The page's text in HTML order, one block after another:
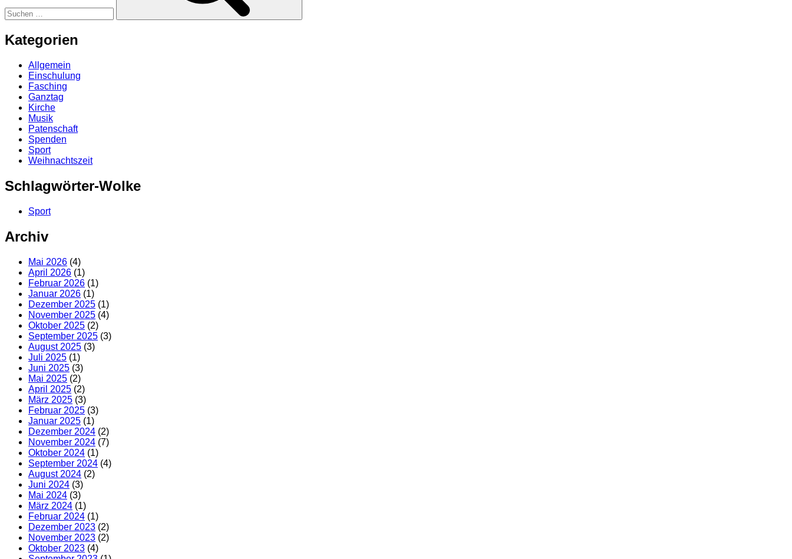
Kategorien
Allgemein
Einschulung
Fasching
Ganztag
Kirche
Musik
Patenschaft
Spenden
Sport
Weihnachtszeit
Schlagwörter-Wolke
Sport
Archiv
Mai 2026 (4)
April 2026 (1)
Februar 2026 (1)
Januar 2026 (1)
Dezember 2025 (1)
November 2025 (4)
Oktober 2025 (2)
September 2025 (3)
August 2025 (3)
Juli 2025 (1)
Juni 2025 (3)
Mai 2025 (2)
April 2025 (2)
März 2025 (3)
Februar 2025 (3)
Januar 2025 (1)
Dezember 2024 (2)
November 2024 (7)
Oktober 2024 (1)
September 2024 (4)
August 2024 (2)
Juni 2024 (3)
Mai 2024 (3)
März 2024 (1)
Februar 2024 (1)
Dezember 2023 (2)
November 2023 (2)
Oktober 2023 (4)